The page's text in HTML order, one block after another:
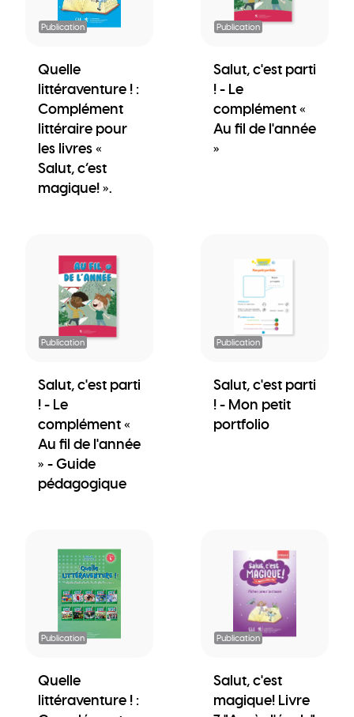
Publication
Quelle
littéraventure ! :
Complément
littéraire pour
les livres «
Salut, c’est
magique! ».
Publication
Salut, c'est parti
! - Le
complément «
Au fil de l'année
»
Publication
Salut, c'est parti
! - Le
complément «
Au fil de l'année
» - Guide
pédagogique
Publication
Salut, c'est parti
! - Mon petit
portfolio
Publication
Quelle
littéraventure ! :
Publication
Salut, c'est
magique! Livre